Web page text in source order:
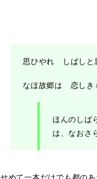
思ひやれ しばし
なほ故郷は 恋しき
ほんのしば
は、なおさ
せめて一本だけでも都の